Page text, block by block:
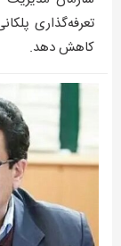
تعرفه‌گذاری
کاهش دهد.